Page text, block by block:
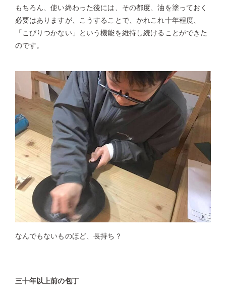
もちろん、使い終わった後には、その都度、油を塗っておく
必要はありますが、こうすることで、かれこれ十年程度、
「こびりつかない」という機能を維持し続けることができた
のです。
なんでもないものほど、長持ち？
三十年以上前の包丁